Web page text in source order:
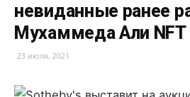
невиданные ранее
Мухаммеда Али NFT
23 июля, 2021